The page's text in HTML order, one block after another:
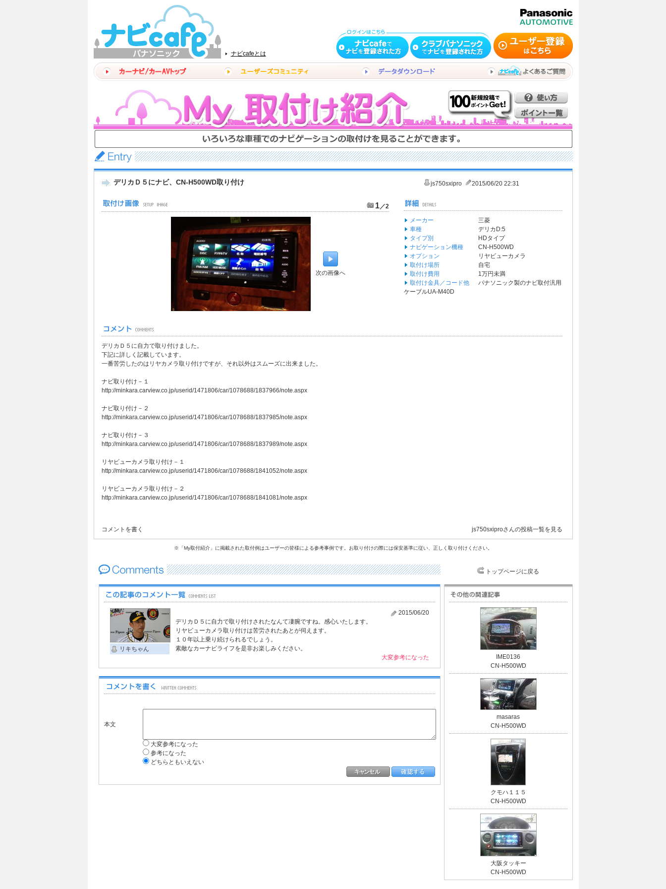
ナビcafeとは
デリカＤ５にナビ、CN-H500WD取り付け js750sxipro 2015/06/20 22:31
1／2
次の画像へ
メーカー
三菱
車種
デリカD:5
タイプ別
HDタイプ
ナビゲーション機種
CN-H500WD
オプション
リヤビューカメラ
取付け場所
自宅
取付け費用
1万円未満
取付け金具／コード他
パナソニック製のナビ取付汎用
ケーブルUA-M40D
デリカＤ５に自力で取り付けました。
下記に詳しく記載しています。
一番苦労したのはリヤカメラ取り付けですが、それ以外はスムーズに出来ました。
ナビ取り付け－１
http://minkara.carview.co.jp/userid/1471806/car/1078688/1837966/note.aspx
ナビ取り付け－２
http://minkara.carview.co.jp/userid/1471806/car/1078688/1837985/note.aspx
ナビ取り付け－３
http://minkara.carview.co.jp/userid/1471806/car/1078688/1837989/note.aspx
リヤビューカメラ取り付け－１
http://minkara.carview.co.jp/userid/1471806/car/1078688/1841052/note.aspx
リヤビューカメラ取り付け－２
http://minkara.carview.co.jp/userid/1471806/car/1078688/1841081/note.aspx
コメントを書く js750sxiproさんの投稿一覧を見る
※「My取付紹介」に掲載された取付例はユーザーの皆様による参考事例です。お取り付けの際には保安基準に従い、正しく取り付けください。
リキちゃん
2015/06/20
デリカＤ５に自力で取り付けされたなんて凄腕ですね。感心いたします。
リヤビューカメラ取り付けは苦労されたあとが伺えます。
１０年以上乗り続けられるでしょう。
素敵なカーナビライフを是非お楽しみください。
大変参考になった
本文
大変参考になった
参考になった
どちらともいえない
トップページに戻る
IME0136
CN-H500WD
masaras
CN-H500WD
クモハ１１５
CN-H500WD
大阪タッキー
CN-H500WD